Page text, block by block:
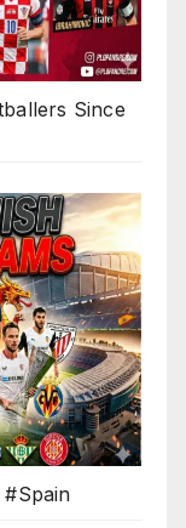
Since
#Spain